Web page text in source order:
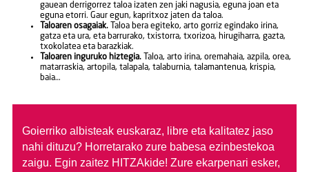
gauean derrigorrez taloa izaten zen jaki nagusia, eguna joan eta
eguna etorri. Gaur egun, kapritxoz jaten da taloa.
Taloaren osagaiak.Taloa bera egiteko, arto gorriz egindako irina,
gatza eta ura, eta barrurako, txistorra, txorizoa, hirugiharra, gazta,
txokolatea eta barazkiak.
Taloaren inguruko hiztegia.Taloa, arto irina, oremahaia, azpila, orea,
matarraskia, artopila, talapala, talaburnia, talamantenua, krispia,
baia…
Goierriko albisteak euskaraz, libre eta kalitatez jaso
nahi dituzu? Horretarako zure babesa ezinbestekoa
zaigu. Egin zaitez HITZAkide! Zure ekarpenari esker,